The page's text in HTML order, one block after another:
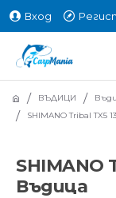
Вход
ВЪДИЦИ
SHIMANO Tribal TX5
SHIMANO
Въдица